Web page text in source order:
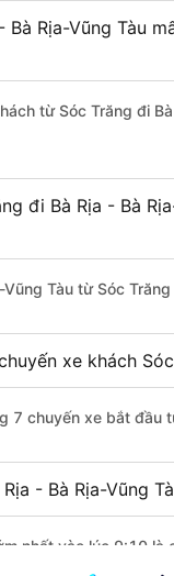
Bà Rịa-Vũng Tàu
từ Sóc Trăng đi
đi Bà Rịa - Bà
Tàu từ Sóc
xe khách
7 chuyến xe bắt đầu
- Bà Rịa-Vũng
nhất vào lúc 9:10 là